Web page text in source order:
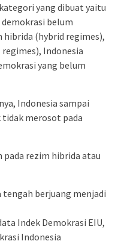
yang dibuat yaitu
belum
hibrida (hybrid regimes),
Indonesia
yang belum
Indonesia sampai
merosot pada
rezim hibrida atau
berjuang menjadi
Indek Demokrasi EIU,
Indonesia